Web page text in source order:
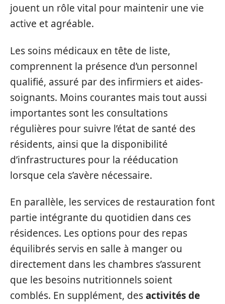
jouent un rôle vital pour maintenir une vie
active et agréable.
Les soins médicaux en tête de liste,
comprennent la présence d’un personnel
qualifié, assuré par des infirmiers et aides-
soignants. Moins courantes mais tout aussi
importantes sont les consultations
régulières pour suivre l’état de santé des
résidents, ainsi que la disponibilité
d’infrastructures pour la rééducation
lorsque cela s’avère nécessaire.
En parallèle, les services de restauration font
partie intégrante du quotidien dans ces
résidences. Les options pour des repas
équilibrés servis en salle à manger ou
directement dans les chambres s’assurent
que les besoins nutritionnels soient
comblés. En supplément, desactivités de